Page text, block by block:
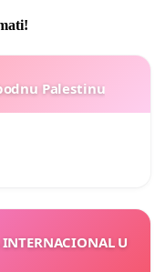
Palestinu
INTERNACIONAL U